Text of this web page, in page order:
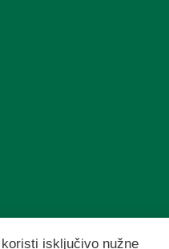
koristi isključivo nužne